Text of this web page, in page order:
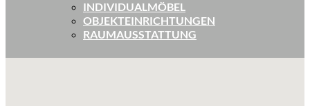
INDIVIDUALMÖBEL
OBJEKTEINRICHTUNGEN
RAUMAUSSTATTUNG